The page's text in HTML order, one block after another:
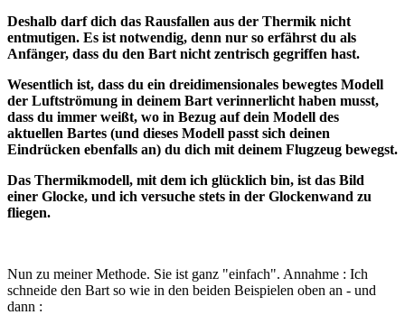
Deshalb darf dich das Rausfallen aus der Thermik nicht
entmutigen. Es ist notwendig, denn nur so erfährst du als
Anfänger, dass du den Bart nicht zentrisch gegriffen hast.
Wesentlich ist, dass du ein dreidimensionales bewegtes Modell
der Luftströmung in deinem Bart verinnerlicht haben musst,
dass du immer weißt, wo in Bezug auf dein Modell des
aktuellen Bartes (und dieses Modell passt sich deinen
Eindrücken ebenfalls an) du dich mit deinem Flugzeug bewegst.
Das Thermikmodell, mit dem ich glücklich bin, ist das Bild
einer Glocke, und ich versuche stets in der Glockenwand zu
fliegen.
Nun zu meiner Methode. Sie ist ganz "einfach". Annahme : Ich
schneide den Bart so wie in den beiden Beispielen oben an - und
dann :